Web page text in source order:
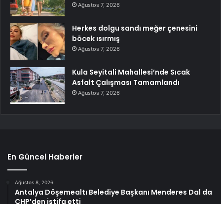
Ağustos 7, 2026
Herkes dolgu sandı meğer çenesini
böcek ısırmış
Ağustos 7, 2026
Kula Seyitali Mahallesi’nde Sıcak
Asfalt Çalışması Tamamlandı
Ağustos 7, 2026
En Güncel Haberler
Ağustos 8, 2026
Antalya Döşemealtı Belediye Başkanı Menderes Dal da
CHP’den istifa etti